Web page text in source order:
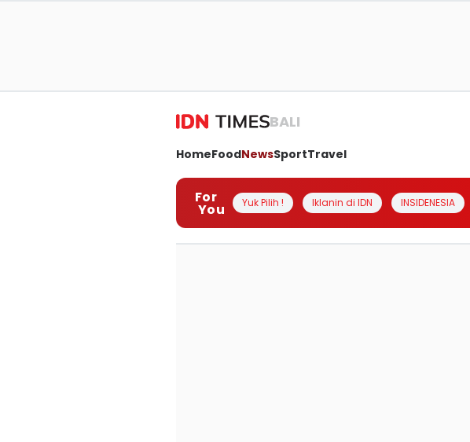
BALI
HomeFoodNewsSportTravel
For
You Yuk Pilih ! Iklanin di IDN INSIDENESIA